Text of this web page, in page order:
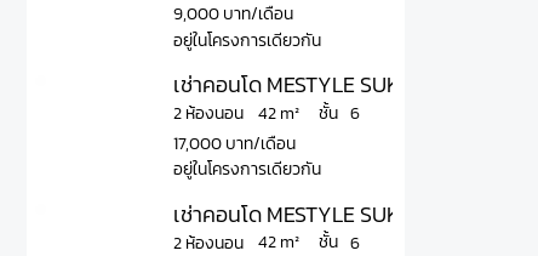
9,000 บาท/เดือน
อยู่ในโครงการเดียวกัน
เช่าคอนโด MESTYLE SUKHUMVIT-
2 ห้องนอน
17,000 บาท/เดือน
ชั้น
42 m² 6
อยู่ในโครงการเดียวกัน
เช่าคอนโด MESTYLE SUKHUMVIT-
2 ห้องนอน
ชั้น
42 m² 6